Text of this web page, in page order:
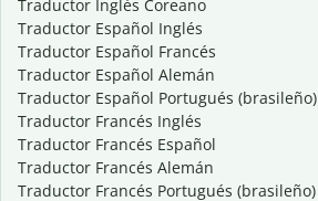
Traductor Inglés Coreano
Traductor Español Inglés
Traductor Español Francés
Traductor Español Alemán
Traductor Español Portugués (brasileño)
Traductor Francés Inglés
Traductor Francés Español
Traductor Francés Alemán
Traductor Francés Portugués (brasileño)